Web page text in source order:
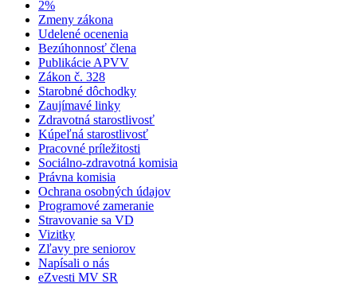
2%
Zmeny zákona
Udelené ocenenia
Bezúhonnosť člena
Publikácie APVV
Zákon č. 328
Starobné dôchodky
Zaujímavé linky
Zdravotná starostlivosť
Kúpeľná starostlivosť
Pracovné príležitosti
Sociálno-zdravotná komisia
Právna komisia
Ochrana osobných údajov
Programové zameranie
Stravovanie sa VD
Vizitky
Zľavy pre seniorov
Napísali o nás
eZvesti MV SR